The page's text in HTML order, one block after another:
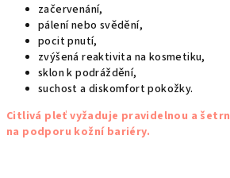
u
začervenání,
pálení nebo svědění,
pocit pnutí,
zvýšená reaktivita na kosmetiku,
sklon k podráždění,
suchost a diskomfort pokožky.
Citlivá pleť vyžaduje pravidelnou a
na podporu kožní bariéry.